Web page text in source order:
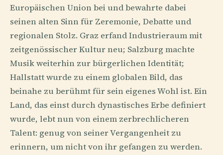
Europäischen Union bei und bewahrte dabei
seinen alten Sinn für Zeremonie, Debatte und
regionalen Stolz. Graz erfand Industrieraum mit
zeitgenössischer Kultur neu; Salzburg machte
Musik weiterhin zur bürgerlichen Identität;
Hallstatt wurde zu einem globalen Bild, das
beinahe zu berühmt für sein eigenes Wohl ist. Ein
Land, das einst durch dynastisches Erbe definiert
wurde, lebt nun von einem zerbrechlicheren
Talent: genug von seiner Vergangenheit zu
erinnern, um nicht von ihr gefangen zu werden.